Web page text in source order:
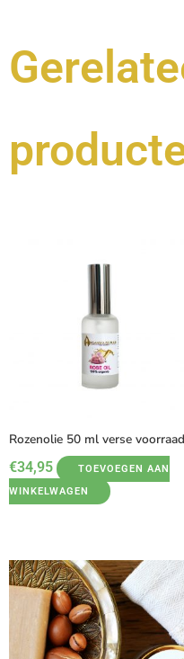
Rozenolie 50 ml verse voorraad
€34,95
TOEVOEGEN AAN
WINKELWAGEN